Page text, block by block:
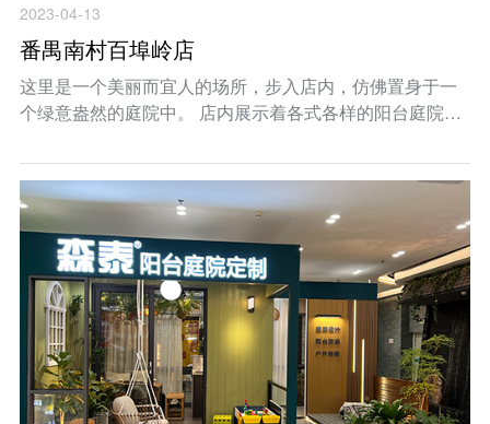
2023-04-13
番禺南村百埠岭店
这里是一个美丽而宜人的场所，步入店内，仿佛置身于一
个绿意盎然的庭院中。 店内展示着各式各样的阳台庭院定
择。每个空间都充满了自然的气息，木质和绿植相融合，